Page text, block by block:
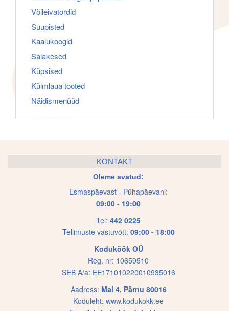
Võileivatordid
Suupisted
Kaalukoogid
Saiakesed
Küpsised
Külmlaua tooted
Näidismenüüd
KONTAKT
Oleme avatud:
Esmaspäevast - Pühapäevani:
09:00 - 19:00
Tel: 442 0225
Tellimuste vastuvõtt: 09:00 - 18:00
Koduköök OÜ
Reg. nr: 10659510
SEB A/a: EE171010220010935016
Aadress: Mai 4, Pärnu 80016
Koduleht: www.kodukokk.ee